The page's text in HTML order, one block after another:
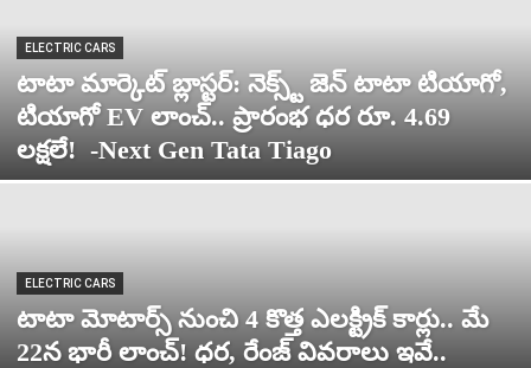
ELECTRIC CARS
టాటా మార్కెట్ బ్లాస్టర్: నెక్స్ట్ జెన్ టాటా టియాగో,
టియాగో EV లాంచ్.. ప్రారంభ ధర రూ. 4.69
లక్షలే! ‌‌ -Next Gen Tata Tiago
ELECTRIC CARS
టాటా మోటార్స్ నుంచి 4 కొత్త ఎలక్ట్రిక్ కార్లు.. మే
22న భారీ లాంచ్! ధర, రేంజ్ వివరాలు ఇవే..